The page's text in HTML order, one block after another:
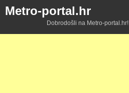
Metro-portal.hr
Dobrodošli na Metro-portal.hr!